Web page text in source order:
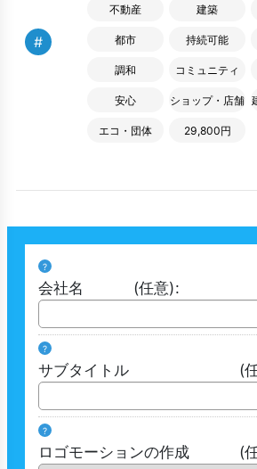
#
不動産 建築
都市 持続可能
調和 コミュニティ
安心 ショップ・店舗
エコ・団体 29,800円
?
会社名 (任意):
?
サブタイトル (
?
ロゴモーションの作成 (